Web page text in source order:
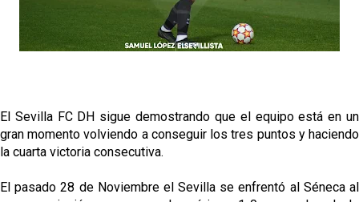
Banquillos confirmados: así queda la cantera del
Sevilla Femenino para la 2026/27
El Sevilla FC DH sigue demostrando que el equipo está en un
gran momento volviendo a conseguir los tres puntos y haciendo
la cuarta victoria consecutiva.
El pasado 28 de Noviembre el Sevilla se enfrentó al Séneca al